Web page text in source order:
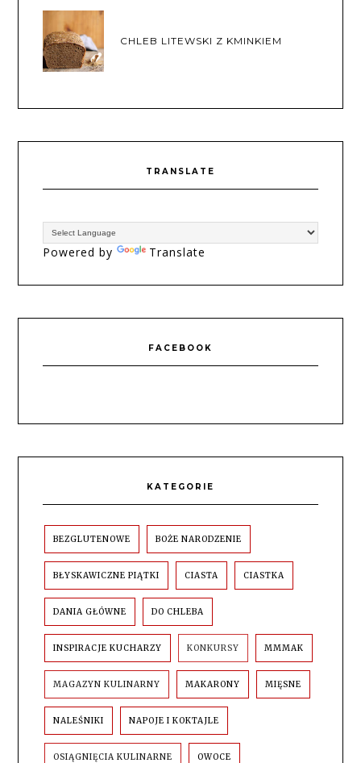
CHLEB LITEWSKI Z KMINKIEM
TRANSLATE
Powered by Translate
FACEBOOK
KATEGORIE
BEZGLUTENOWE BOŻE NARODZENIE
BŁYSKAWICZNE PIĄTKI CIASTA CIASTKA
DANIA GŁÓWNE DO CHLEBA
INSPIRACJE KUCHARZY KONKURSY MMMAK
MAGAZYN KULINARNY MAKARONY MIĘSNE
NALEŚNIKI NAPOJE I KOKTAJLE
OSIĄGNIĘCIA KULINARNE OWOCE